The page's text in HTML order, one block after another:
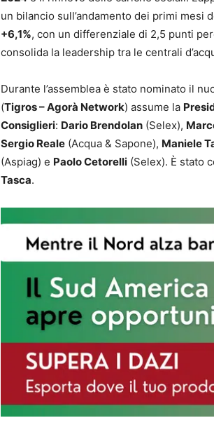
un bilancio sull’andamento dei primi mesi
+6,1%, con un differenziale di 2,5 punti
consolida la leadership tra le centrali
Durante l’assemblea è stato nominato il
(Tigros – Agorà Network) assume la
Consiglieri: Dario Brendolan (Selex),
Sergio Reale (Acqua & Sapone), Maniele
(Aspiag) e Paolo Cetorelli (Selex). È stato
Tasca.